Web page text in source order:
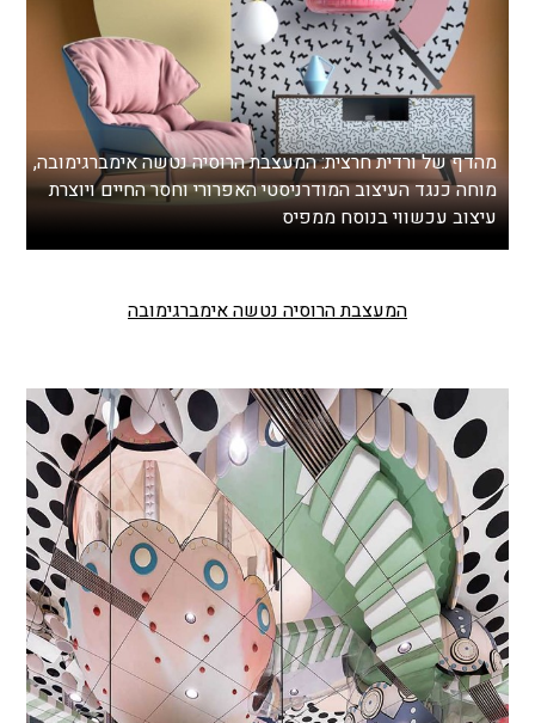
מהדף של ורדית חרצית: המעצבת הרוסיה נטשה אימברגימובה,
מוחה כנגד העיצוב המודרניסטי האפרורי וחסר החיים ויוצרת
עיצוב עכשווי בנוסח ממפיס
המעצבת הרוסיה נטשה אימברגימובה